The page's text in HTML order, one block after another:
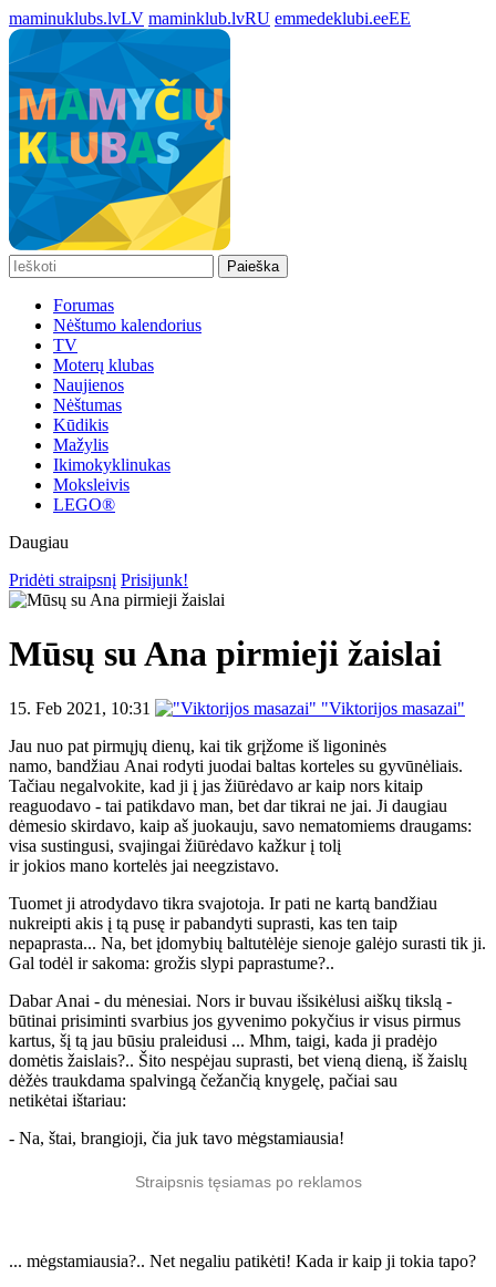
maminuklubs.lvLV maminklub.lvRU emmedeklubi.eeEE
Paieška
Forumas
Nėštumo kalendorius
TV
Moterų klubas
Naujienos
Nėštumas
Kūdikis
Mažylis
Ikimokyklinukas
Moksleivis
LEGO®
Daugiau
Pridėti straipsnį Prisijunk!
Mūsų su Ana pirmieji žaislai
15. Feb 2021, 10:31
"Viktorijos masazai"
Jau nuo pat pirmųjų dienų, kai tik grįžome iš ligoninės
namo, bandžiau Anai rodyti juodai baltas korteles su gyvūnėliais.
Tačiau negalvokite, kad ji į jas žiūrėdavo ar kaip nors kitaip
reaguodavo - tai patikdavo man, bet dar tikrai ne jai. Ji daugiau
dėmesio skirdavo, kaip aš juokauju, savo nematomiems draugams:
visa sustingusi, svajingai žiūrėdavo kažkur į tolį
ir jokios mano kortelės jai neegzistavo.
Tuomet ji atrodydavo tikra svajotoja. Ir pati ne kartą bandžiau
nukreipti akis į tą pusę ir pabandyti suprasti, kas ten taip
nepaprasta... Na, bet įdomybių baltutėlėje sienoje galėjo surasti tik ji.
Gal todėl ir sakoma: grožis slypi paprastume?..
Dabar Anai - du mėnesiai. Nors ir buvau išsikėlusi aiškų tikslą -
būtinai prisiminti svarbius jos gyvenimo pokyčius ir visus pirmus
kartus, šį tą jau būsiu praleidusi ... Mhm, taigi, kada ji pradėjo
domėtis žaislais?.. Šito nespėjau suprasti, bet vieną dieną, iš žaislų
dėžės traukdama spalvingą čežančią knygelę, pačiai sau
netikėtai ištariau:
- Na, štai, brangioji, čia juk tavo mėgstamiausia!
Straipsnis tęsiamas po reklamos
... mėgstamiausia?.. Net negaliu patikėti! Kada ir kaip ji tokia tapo?